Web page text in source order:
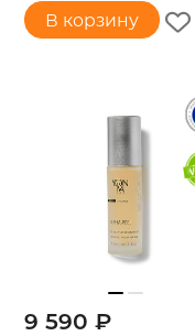
В корзину
9 590 ₽